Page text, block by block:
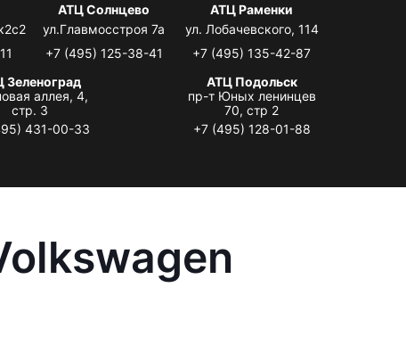
АТЦ Солнцево
ул.Главмосстроя 7а
+7 (495) 125-38-41
АТЦ Раменки
ул. Лобачевского, 114
+7 (495) 135-42-87
Зеленоград
аллея, 4,
стр. 3
431-00-33
АТЦ Подольск
пр-т Юных ленинцев
70, стр 2
+7 (495) 128-01-88